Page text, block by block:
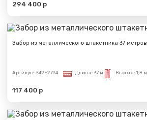
294 400 р
Забор из металлического штакетника 37 метров
Артикул: S42E2794 Длина: 37 м Высота: 1,8 м
117 400 р